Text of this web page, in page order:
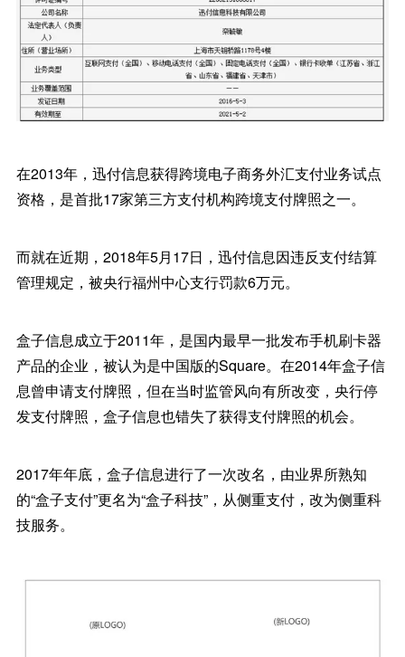
在2013年，迅付信息获得跨境电子商务外汇支付业务试点
资格，是首批17家第三方支付机构跨境支付牌照之一。
而就在近期，2018年5月17日，迅付信息因违反支付结算
管理规定，被央行福州中心支行罚款6万元。
盒子信息成立于2011年，是国内最早一批发布手机刷卡器
产品的企业，被认为是中国版的Square。在2014年盒子信
息曾申请支付牌照，但在当时监管风向有所改变，央行停
发支付牌照，盒子信息也错失了获得支付牌照的机会。
2017年年底，盒子信息进行了一次改名，由业界所熟知
的“盒子支付”更名为“盒子科技”，从侧重支付，改为侧重科
技服务。